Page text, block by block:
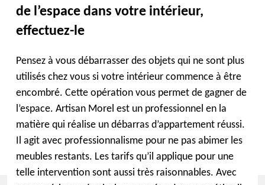
de l’espace dans votre intérieur,
effectuez-le
Pensez à vous débarrasser des objets qui ne sont plus
utilisés chez vous si votre intérieur commence à être
encombré. Cette opération vous permet de gagner de
l’espace. Artisan Morel est un professionnel en la
matière qui réalise un débarras d’appartement réussi.
Il agit avec professionnalisme pour ne pas abimer les
meubles restants. Les tarifs qu’il applique pour une
telle intervention sont aussi très raisonnables. Avec